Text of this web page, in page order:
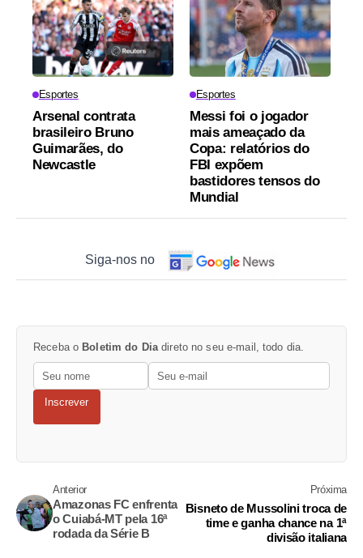
Esportes
Arsenal contrata
brasileiro Bruno
Guimarães, do
Newcastle
Esportes
Messi foi o jogador
mais ameaçado da
Copa: relatórios do
FBI expõem
bastidores tensos do
Mundial
Siga-nos no
Receba o Boletim do Dia direto no seu e-mail, todo dia.
Inscrever
Anterior
Amazonas FC enfrenta
o Cuiabá-MT pela 16ª
rodada da Série B
Próxima
Bisneto de Mussolini troca de
time e ganha chance na 1ª
divisão italiana